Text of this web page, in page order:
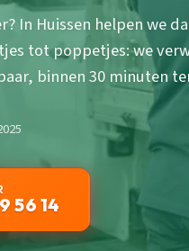
In Huissen helpen we
tot poppetjes: we
binnen 30 minuten
56 14